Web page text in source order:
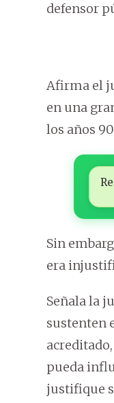
defensor
Afirma el
en una
los años
Sin
era
Señala la
sustenten
pueda
justifique